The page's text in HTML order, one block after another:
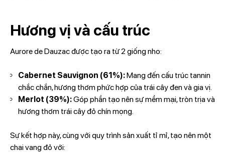
Hương vị và cấu trúc
Aurore de Dauzac được tạo ra từ 2 giống nho:
Cabernet Sauvignon (61%):Mang đến cấu trúc tannin
chắc chắn, hương thơm phức hợp của trái cây đen và gia vị.
Merlot (39%):Góp phần tạo nên sự mềm mại, tròn trịa và
hương thơm trái cây đỏ chín mọng.
Sự kết hợp này, cùng với quy trình sản xuất tỉ mỉ, tạo nên một
chai vang đỏ với: